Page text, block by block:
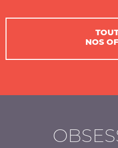
NOS